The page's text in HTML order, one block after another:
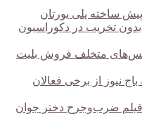
پیش ساخته پلی یورتان
تخریب در دکوراسیون
آژانس‌های متخلف فروش بلیت
نیوز از برخی فعالان
فیلم ضرب‌وجرح دختر جوان